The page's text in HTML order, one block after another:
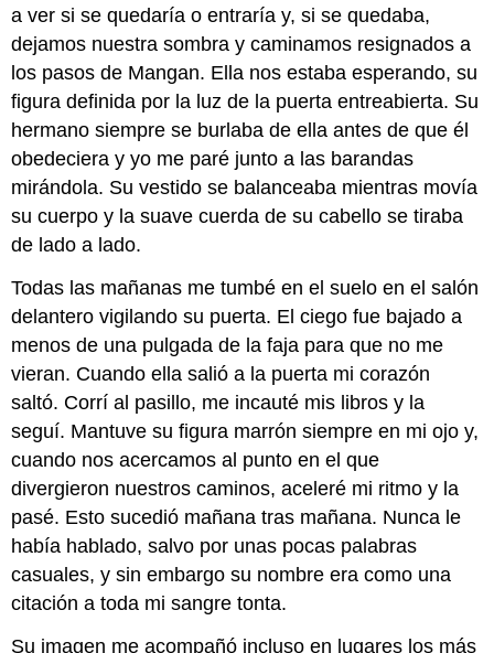
a ver si se quedaría o entraría y, si se quedaba,
dejamos nuestra sombra y caminamos resignados a
los pasos de Mangan. Ella nos estaba esperando, su
figura definida por la luz de la puerta entreabierta. Su
hermano siempre se burlaba de ella antes de que él
obedeciera y yo me paré junto a las barandas
mirándola. Su vestido se balanceaba mientras movía
su cuerpo y la suave cuerda de su cabello se tiraba
de lado a lado.
Todas las mañanas me tumbé en el suelo en el salón
delantero vigilando su puerta. El ciego fue bajado a
menos de una pulgada de la faja para que no me
vieran. Cuando ella salió a la puerta mi corazón
saltó. Corrí al pasillo, me incauté mis libros y la
seguí. Mantuve su figura marrón siempre en mi ojo y,
cuando nos acercamos al punto en el que
divergieron nuestros caminos, aceleré mi ritmo y la
pasé. Esto sucedió mañana tras mañana. Nunca le
había hablado, salvo por unas pocas palabras
casuales, y sin embargo su nombre era como una
citación a toda mi sangre tonta.
Su imagen me acompañó incluso en lugares los más